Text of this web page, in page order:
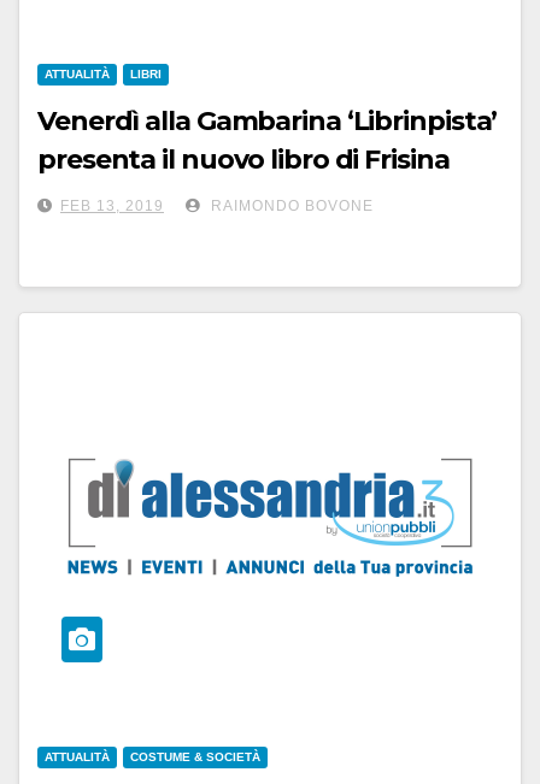
ATTUALITÀ LIBRI
Venerdì alla Gambarina ‘Librinpista’
presenta il nuovo libro di Frisina
FEB 13, 2019 RAIMONDO BOVONE
ATTUALITÀ COSTUME & SOCIETÀ